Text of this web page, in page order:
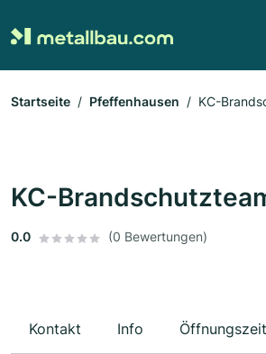
Startseite Pfeffenhausen KC-
KC-
0.0 (0 Bewertungen)
Kontakt Info